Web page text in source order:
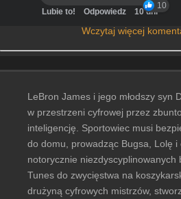
10
Lubie to! Odpowiedz 10 dni
Wczytaj więcej
LeBron James i jego młodszy syn
w przestrzeni cyfrowej przez
inteligencję. Sportowiec musi
do domu, prowadząc Bugsa, Lolę i
notorycznie niezdyscyplinowanych
Tunes do zwycięstwa na
drużyną cyfrowych mistrzów,